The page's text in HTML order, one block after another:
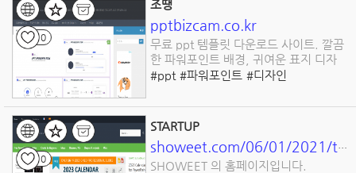
조땡
pptbizcam.co.kr
무료 ppt 템플릿 다운로드 사이트. 깔끔
한 파워포인트 배경, 귀여운 표지 디자
#ppt #파워포인트 #디자인
0
STARTUP
showeet.com/06/01/2021/templates/startup-modern-template-powerpoint/
SHOWEET 의 홈페이지입니다.
0